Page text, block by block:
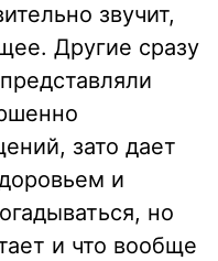
звучит,
Другие сразу
зато дает
и
но
и что вообще